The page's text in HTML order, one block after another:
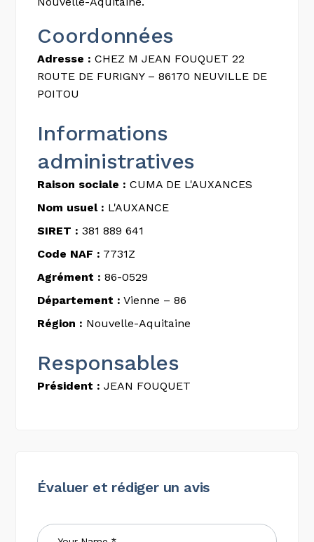
Coordonnées
Adresse : CHEZ M JEAN FOUQUET 22
ROUTE DE FURIGNY – 86170 NEUVILLE DE
POITOU
Informations
administratives
Raison sociale : CUMA DE L'AUXANCES
Nom usuel : L'AUXANCE
SIRET : 381 889 641
Code NAF : 7731Z
Agrément : 86-0529
Département : Vienne – 86
Région : Nouvelle-Aquitaine
Responsables
Président : JEAN FOUQUET
Évaluer et rédiger un avis